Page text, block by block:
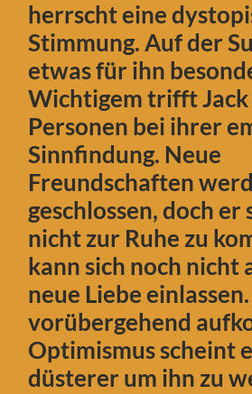
herrscht eine
Stimmung. Auf der
etwas für ihn
Wichtigem trifft Jack
Personen bei ihrer
Sinnfindung. Neue
Freundschaften
geschlossen, doch er
nicht zur Ruhe zu
kann sich noch nicht
neue Liebe
vorübergehend
Optimismus scheint
düsterer um ihn zu